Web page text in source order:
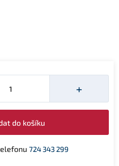
Množství
+
do košíku
724 343 299